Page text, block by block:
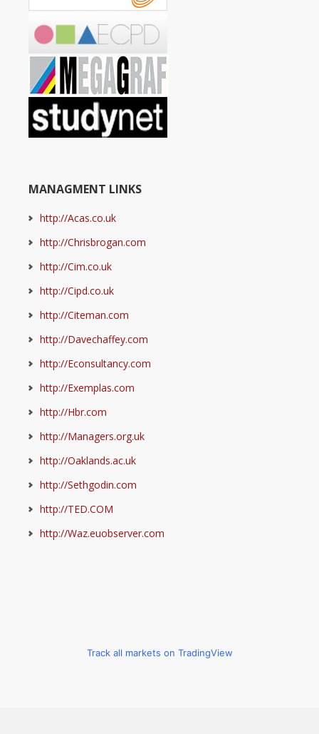
MANAGMENT LINKS
http://Acas.co.uk
http://Chrisbrogan.com
http://Cim.co.uk
http://Cipd.co.uk
http://Citeman.com
http://Davechaffey.com
http://Econsultancy.com
http://Exemplas.com
http://Hbr.com
http://Managers.org.uk
http://Oaklands.ac.uk
http://Sethgodin.com
http://TED.COM
http://Waz.euobserver.com
Track all markets on TradingView